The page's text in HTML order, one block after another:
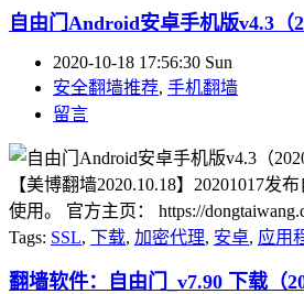
自由门Android安卓手机版v4.3（
2020-10-18 17:56:30 Sun
安全翻墙推荐, 手机翻墙
留言
【美博翻墙2020.10.18】20201017
使用。 官方主页： https://
Tags: SSL, 下载, 加密代理, 安卓, 应用
翻墙软件：自由门_v7.90 下载（